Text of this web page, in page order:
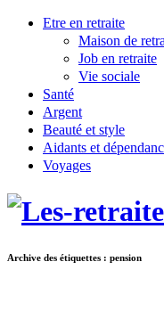
Etre en retraite
Maison de
Job en retraite
Vie sociale
Santé
Argent
Beauté et style
Aidants et
Voyages
Archive des étiquettes : pension